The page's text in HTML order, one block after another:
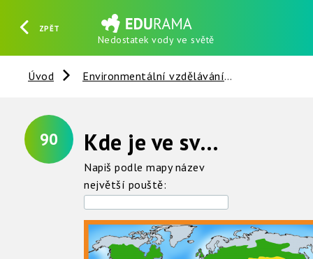
ZPĚT
Nedostatek vody ve světě
HLEDAT REGISTROVAT PŘIHLÁSIT SE
Úvod Environmentální vzdělávání
90 Kde je ve světě nedostatek vody?
Napiš podle mapy název
největší pouště: